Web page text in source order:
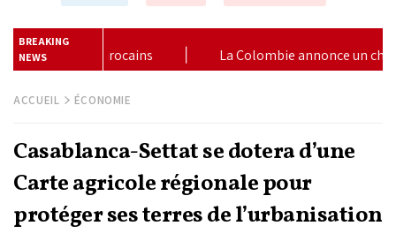
BREAKING
NEWS
annonce un changement de sa position et reconnaît la
ACCUEIL ÉCONOMIE
Casablanca-Settat se dotera d’une
Carte agricole régionale pour
protéger ses terres de l’urbanisation